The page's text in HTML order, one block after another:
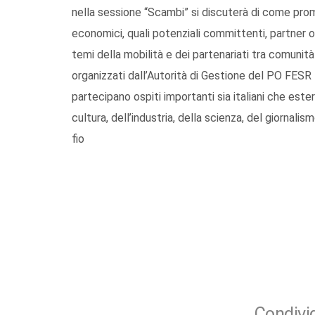
nella sessione “Scambi” si discuterà di come
economici, quali potenziali committenti, partner
temi della mobilità e dei partenariati tra
organizzati dall’Autorità di Gestione del PO
partecipano ospiti importanti sia italiani che
cultura, dell’industria, della scienza, del
fio